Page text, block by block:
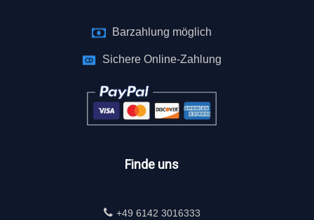
Barzahlung möglich
Sichere Online-Zahlung
Finde uns
+49 6142 3016333